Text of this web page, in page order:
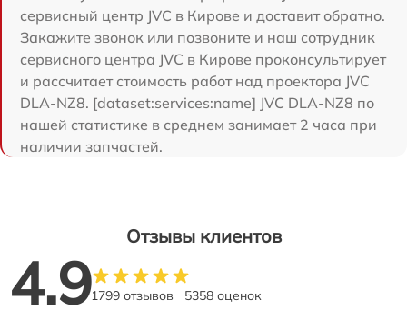
сервисный центр JVC в Кирове и доставит обратно.
Закажите звонок или позвоните и наш сотрудник
сервисного центра JVC в Кирове проконсультирует
и рассчитает стоимость работ над проектора JVC
DLA-NZ8. [dataset:services:name] JVC DLA-NZ8 по
нашей статистике в среднем занимает 2 часа при
наличии запчастей.
Отзывы клиентов
4.91799 отзывов 5358 оценок